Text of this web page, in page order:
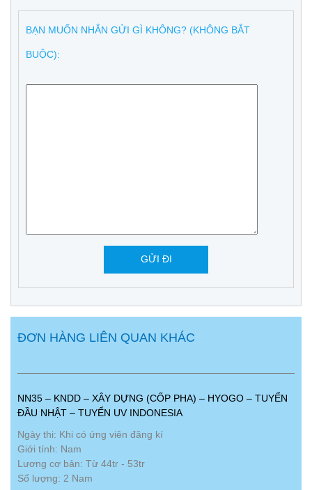
BẠN MUỐN NHẮN GỬI GÌ KHÔNG? (KHÔNG BẮT
BUỘC):
ĐƠN HÀNG LIÊN QUAN KHÁC
NN35 – KNDD – XÂY DỰNG (CỐP PHA) – HYOGO – TUYỂN
ĐẦU NHẬT – TUYỂN UV INDONESIA
Ngày thi: Khi có ứng viên đăng kí
Giới tính: Nam
Lương cơ bản: Từ 44tr - 53tr
Số lượng: 2 Nam